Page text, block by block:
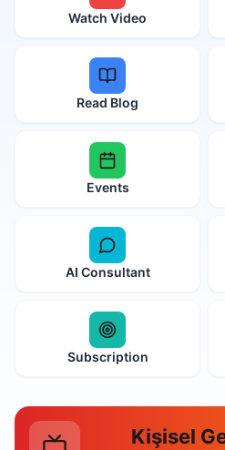
Watch Video
Read Blog
Events
AI Consultant
Subscription
Kişisel